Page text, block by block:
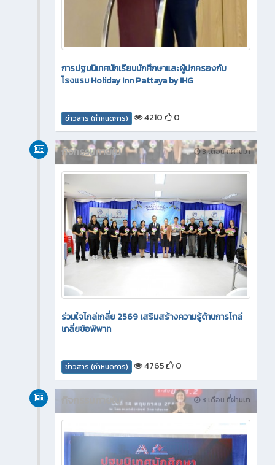
การปฐมนิเทศนักเรียนนักศึกษาและผู้ปกครองกับ
โรงแรม Holiday Inn Pattaya by IHG
ข่าวสาร (กำหนดการ) 4210 0
3 เดือน ที่ผ่านมา
กิจกรรมภายใน
ร่วมใจไกล่เกลี่ย 2569 เสริมสร้างความรู้ด้านการไกล่
เกลี่ยข้อพิพาท
ข่าวสาร (กำหนดการ) 4765 0
3 เดือน ที่ผ่านมา
กิจกรรมภายใน